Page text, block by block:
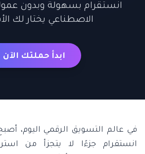
انستقرام بسهولة وبدون
الاصطناعي يختار لك
ابدأ حملتك الآن
في عالم التسويق الرقمي اليوم،
انستقرام جزءًا لا يتجزأ من